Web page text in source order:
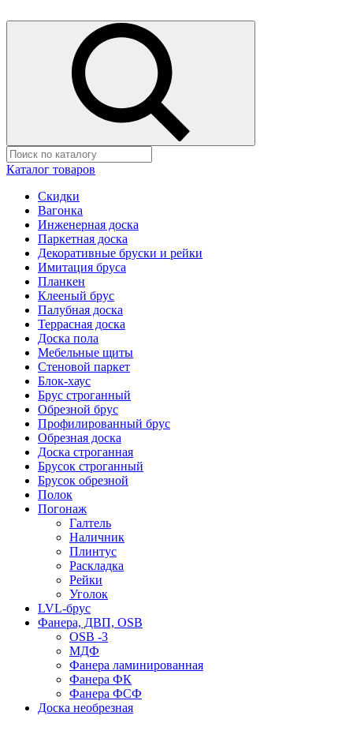
Каталог товаров
Скидки
Вагонка
Инженерная доска
Паркетная доска
Декоративные бруски и рейки
Имитация бруса
Планкен
Клееный брус
Палубная доска
Террасная доска
Доска пола
Мебельные щиты
Стеновой паркет
Блок-хаус
Брус строганный
Обрезной брус
Профилированный брус
Обрезная доска
Доска строганная
Брусок строганный
Брусок обрезной
Полок
Погонаж
Галтель
Наличник
Плинтус
Раскладка
Рейки
Уголок
LVL-брус
Фанера, ДВП, OSB
OSB -3
МДФ
Фанера ламинированная
Фанера ФК
Фанера ФСФ
Доска необрезная